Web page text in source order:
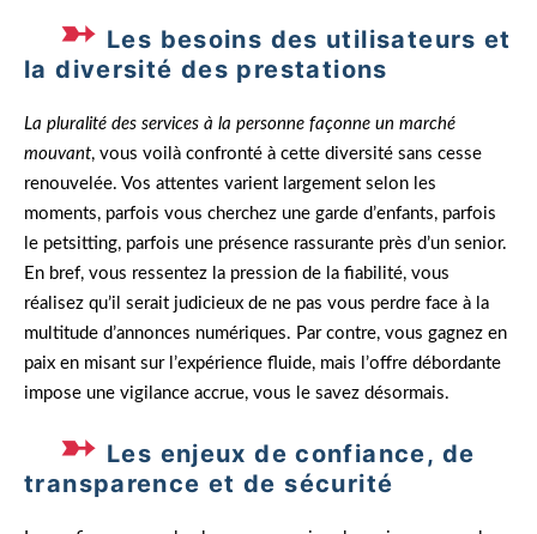
Les besoins des utilisateurs et
la diversité des prestations
La pluralité des services à la personne façonne un marché
mouvant, vous voilà confronté à cette diversité sans cesse
renouvelée. Vos attentes varient largement selon les
moments, parfois vous cherchez une garde d’enfants, parfois
le petsitting, parfois une présence rassurante près d’un senior.
En bref, vous ressentez la pression de la fiabilité, vous
réalisez qu’il serait judicieux de ne pas vous perdre face à la
multitude d’annonces numériques. Par contre, vous gagnez en
paix en misant sur l’expérience fluide, mais l’offre débordante
impose une vigilance accrue, vous le savez désormais.
Les enjeux de confiance, de
transparence et de sécurité